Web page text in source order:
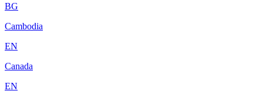
BG
Cambodia
EN
Canada
EN